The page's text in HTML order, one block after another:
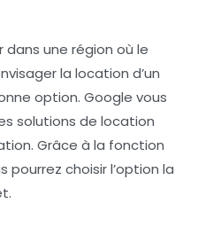
dans une région où le
la location d’un
option. Google vous
solutions de location
Grâce à la fonction
pourrez choisir l’option la